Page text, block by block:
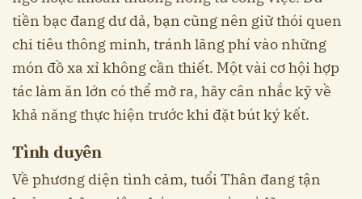
tiền bạc đang dư dả, bạn cũng nên giữ thói quen
chi tiêu thông minh, tránh lãng phí vào những
món đồ xa xỉ không cần thiết. Một vài cơ hội hợp
tác làm ăn lớn có thể mở ra, hãy cân nhắc kỹ về
khả năng thực hiện trước khi đặt bút ký kết.
Tình duyên
Về phương diện tình cảm, tuổi Thân đang tận